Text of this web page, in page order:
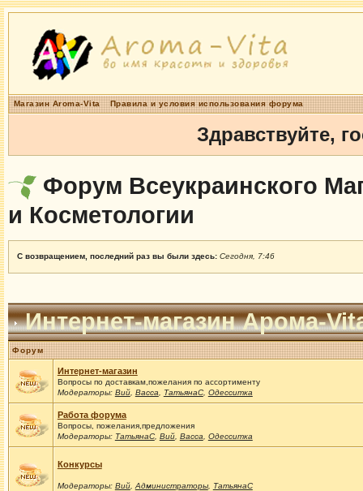
Магазин Aroma-Vita Правила и условия использования форума
Здравствуйте,
Форум Всеукраинского
и Косметологии
С возвращением, последний раз вы были здесь: Сегодня, 7:46
Интернет-магазин Арома-
Форум
Интернет-магазин
Вопросы по доставкам,пожелания по ассортименту
Модераторы: Вий, Васса ТатьянаС, Одесситка
Работа форума
Вопросы, пожелания,предложения
Модераторы: ТатьянаС, Вий, Васса Одесситка
Конкурсы
Модераторы: Вий, Администраторы, ТатьянаС